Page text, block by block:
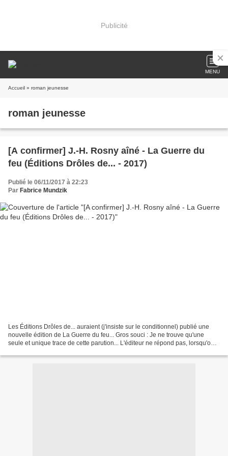
Publicité
MENU
Accueil » roman jeunesse
roman jeunesse
[A confirmer] J.-H. Rosny aîné - La Guerre du
feu (Éditions Drôles de... - 2017)
Publié le 06/11/2017 à 22:23
Par Fabrice Mundzik
Les Éditions Drôles de... auraient (j'insiste sur le conditionnel) publié une
nouvelle édition de La Guerre du feu... Gros souci : Je ne trouve qu'une
seule et unique trace de cette parution... L'éditeur ne répond pas, lorsqu'on